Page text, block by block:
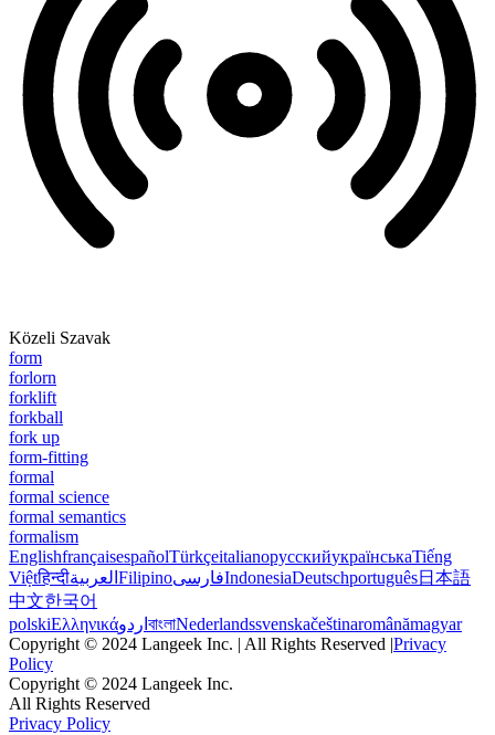
Közeli Szavak
form
forlorn
forklift
forkball
fork up
form-fitting
formal
formal science
formal semantics
formalism
EnglishfrançaisespañolTürkçeitalianoрусскийукраїнськаTiếng
Việtहिन्दीالعربية FilipinoفارسیIndonesiaDeutschportuguês日本語
中文한국어
polskiΕλληνικάاردو বাংলাNederlandssvenskačeštinaromânămagyar
Copyright © 2024 Langeek Inc. | All Rights Reserved |Privacy
Policy
Copyright © 2024 Langeek Inc.
All Rights Reserved
Privacy Policy